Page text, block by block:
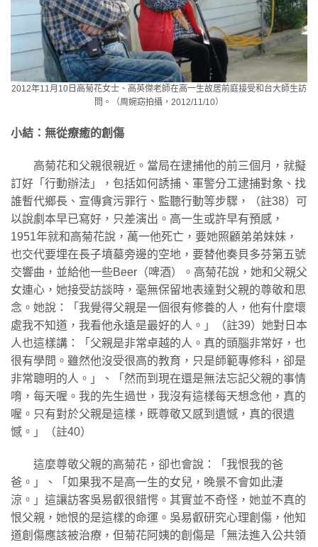
2012年11月10日高菊花女士、高英傑老師在高一生故居前庭接受和台大師生訪
問。（周婉窈拍攝，2012/11/10）
小結：無從療癒的創傷
高菊花和父親很親近。當局在逮捕他的前三個月，就擬
訂好「行動辦法」，包括如何誘捕、軍警分工逮捕對象、找
誰暫代鄉長、宣傳貪污罪行、監聽行動等步驟，（註38）可
以說劇本早已寫好，只差演出。高一生或許早有預感，
1951年就和高菊花說，萬一他死亡，要她照顧弟弟妹妹，
也交代要埋在長子墳墓旁邊的空地，要替他奏貝多芬第五號
交響曲，並給他一些Beer（啤酒）。高菊花說，她和父親父
女連心，她接受訪談時，毫無保留地表達對父親的尊敬和思
念。她說：「我覺得父親是一個很有修養的人，他有什麼壞
處我不知道，我看他永遠是最好的人。」（註39）她對日本
人也這樣講：「父親是非常卓越的人。真的頭腦非常好，也
很有學問。雖然他沒受很高的教育，只是師範專修科，卻是
非常聰明的人。」、「然而到現在還是無法忘記父親的事情
唷，每天喔。我的先生過世，我沒有這樣每天想念他，真的
喔。只有對於父親是這樣，既尊敬又感到遺憾，真的很遺
憾。」（註40）
這麼尊敬父親的高菊花，卻也會說：「我恨我的爸
爸。」、「如果我不是高一生的女兒，晚景不會如此淒
涼。」這讓訪客吳易叡很錯愕。其實並不奇怪，她並不真的
恨父親，她恨的是這樣的命運。吳易叡研究心理創傷，他知
道創傷應該被治療，但菊花阿姨的創傷是「無法進入公共領